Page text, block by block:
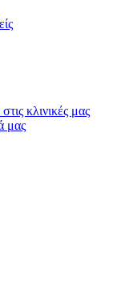
κλινικές μας
μας